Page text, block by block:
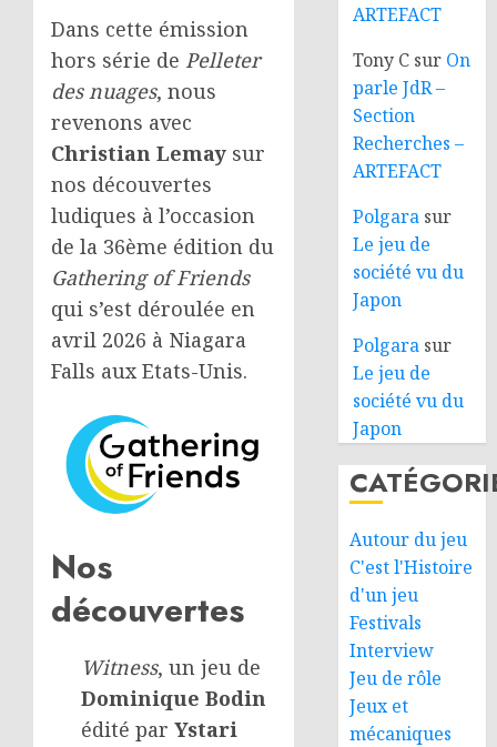
Dans cette émission
hors série de Pelleter
des nuages, nous
revenons avec
Christian Lemay sur
nos découvertes
ludiques à l’occasion
de la 36ème édition du
Gathering of Friends
qui s’est déroulée en
avril 2026 à Niagara
Falls aux Etats-Unis.
Nos
découvertes
Witness, un jeu de
Dominique Bodin
édité par Ystari
ARTEFACT
Tony C sur On
parle JdR –
Section
Recherches –
ARTEFACT
Polgara sur
Le jeu de
société vu du
Japon
Polgara sur
Le jeu de
société vu du
Japon
Autour du jeu
C'est l'Histoire
d'un jeu
Festivals
Interview
Jeu de rôle
Jeux et
mécaniques